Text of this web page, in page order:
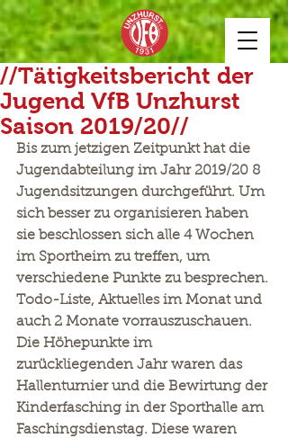
//Tätigkeitsbericht der
Jugend VfB Unzhurst
Saison 2019/20//
Bis zum jetzigen Zeitpunkt hat die
Jugendabteilung im Jahr 2019/20 8
Jugendsitzungen durchgeführt. Um
sich besser zu organisieren haben
sie beschlossen sich alle 4 Wochen
im Sportheim zu treffen, um
verschiedene Punkte zu besprechen.
Todo-Liste, Aktuelles im Monat und
auch 2 Monate vorrauszuschauen.
Die Höhepunkte im
zurückliegenden Jahr waren das
Hallenturnier und die Bewirtung der
Kinderfasching in der Sporthalle am
Faschingsdienstag. Diese waren